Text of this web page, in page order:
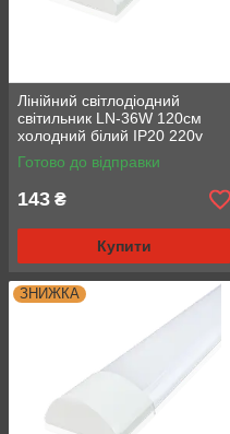
Лінійний світлодіодний
світильник LN-36W 120см
холодний білий IP20 220v
Готово до відправки
143 ₴
Купити
ЗНИЖКА